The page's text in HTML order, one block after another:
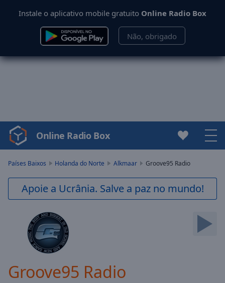
Instale o aplicativo mobile gratuito Online Radio Box
Não, obrigado
Video
Player
Backward
Current
Time 0:00
Online Radio Box
Países Baixos Holanda do Norte Alkmaar Groove95 Radio
Apoie a Ucrânia. Salve a paz no mundo!
Groove95 Radio